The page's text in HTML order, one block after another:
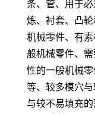
条、管、用于
炼、衬套、凸
机械零件、有
般机械零件、
性的一般机械
等、较多模穴
与较不易填充的